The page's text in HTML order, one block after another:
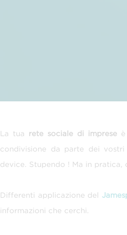
La tua rete sociale di impreseè
condivisione da parte dei
device. Stupendo ! Ma in
Differenti applicazione del
informazioni che cerchi.